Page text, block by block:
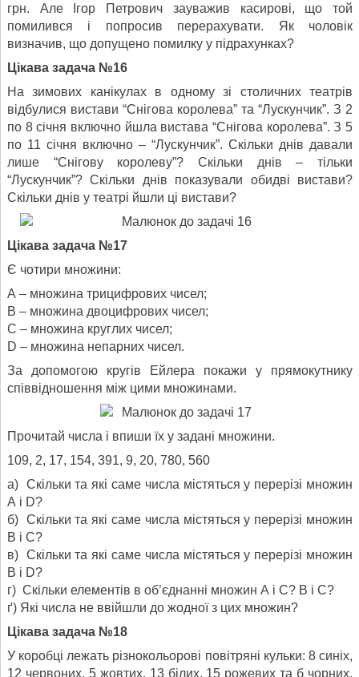
грн. Але Ігор Петрович зауважив касирові, що той
помилився і попросив перерахувати. Як чоло­вік
визначив, що допущено помилку у підрахунках?
Цікава задача №16
На зимових канікулах в одному зі столичних театрів
відбулися вистави “Снігова королева” та “Лускунчик”. З 2
по 8 січня включно йшла вистава “Снігова королева”. З 5
по 11 січня включ­но – “Лускунчик”. Скільки днів давали
лише “Снігову королеву”? Скільки днів – тільки
“Лускунчик”? Скільки днів показували обидві вистави?
Скільки днів у театрі йшли ці вистави?
Цікава задача №17
Є чотири множини:
А – множина трицифрових чисел;
В – множина двоцифрових чисел;
С – множина круглих чисел;
D – множина непарних чисел.
За допомогою кругів Ейлера покажи у прямокутнику
співвідно­шення між цими множинами.
Прочитай числа і впиши їх у задані множини.
109, 2, 17, 154, 391, 9, 20, 780, 560
а) Скільки та які саме числа містяться у перерізі множин
А і D?
б) Скільки та які саме числа містяться у перерізі множин
В і С?
в) Скільки та які саме числа містяться у перерізі множин
В і D?
г) Скільки елементів в об’єднанні множин А і С? В і С?
ґ) Які числа не ввійшли до жодної з цих множин?
Цікава задача №18
У коробці лежать різнокольорові повітряні кульки: 8 синіх,
12 червоних, 5 жовтих, 13 білих, 15 рожевих та б чорних.